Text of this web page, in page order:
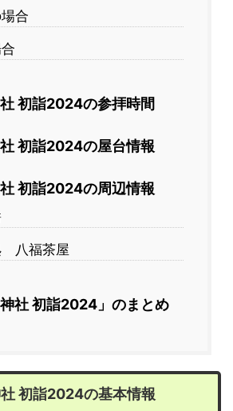
合
初詣2024の参拝時間
初詣2024の屋台情報
初詣2024の周辺情報
八福茶屋
神社 初詣2024」のまとめ
初詣2024の基本情報